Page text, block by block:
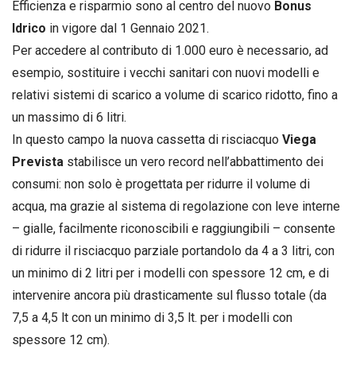
Efficienza e risparmio sono al centro del nuovo Bonus
Idrico in vigore dal 1 Gennaio 2021.
Per accedere al contributo di 1.000 euro è necessario, ad
esempio, sostituire i vecchi sanitari con nuovi modelli e
relativi sistemi di scarico a volume di scarico ridotto, fino a
un massimo di 6 litri.
In questo campo la nuova cassetta di risciacquo Viega
Prevista stabilisce un vero record nell’abbattimento dei
consumi: non solo è progettata per ridurre il volume di
acqua, ma grazie al sistema di regolazione con leve interne
– gialle, facilmente riconoscibili e raggiungibili – consente
di ridurre il risciacquo parziale portandolo da 4 a 3 litri, con
un minimo di 2 litri per i modelli con spessore 12 cm, e di
intervenire ancora più drasticamente sul flusso totale (da
7,5 a 4,5 lt con un minimo di 3,5 lt. per i modelli con
spessore 12 cm).